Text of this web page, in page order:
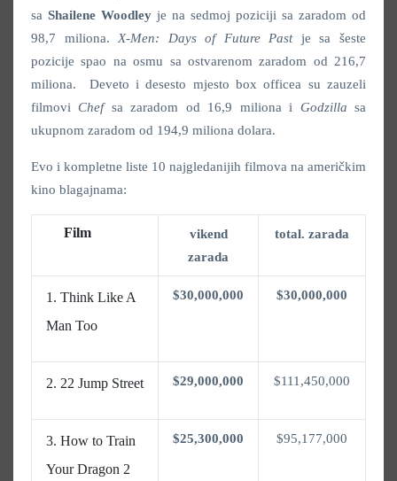
sa Shailene Woodley je na sedmoj poziciji sa zaradom od
98,7 miliona. X-Men: Days of Future Pastje sa šeste
pozicije spao na osmu sa ostvarenom zaradom od 216,7
miliona. Deveto i desesto mjesto box officea su zauzeli
filmoviChefsa zaradom od 16,9 miliona i Godzilla sa
ukupnom zaradom od 194,9 miliona dolara.
Evo i kompletne liste 10 najgledanijih filmova na američkim
kino blagajnama:
Film
vikend
zarada
total. zarada
Think Like A
Man Too
$30,000,000 $30,000,000
22 Jump Street $29,000,000 $111,450,000
How to Train
Your Dragon 2
$25,300,000 $95,177,000